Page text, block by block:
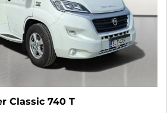
Classic 740 T